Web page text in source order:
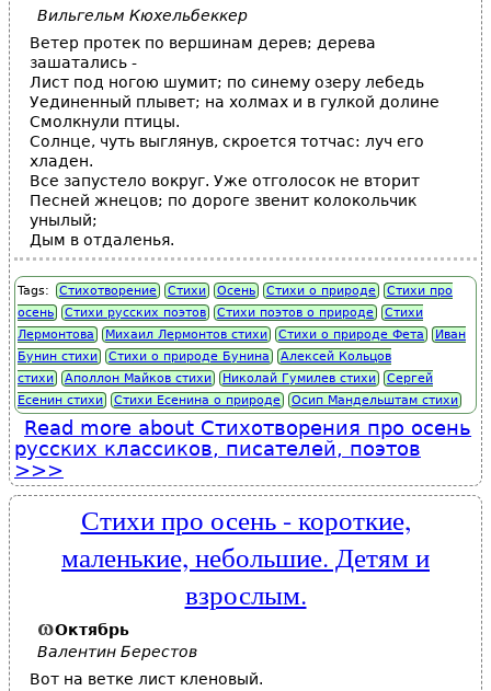
Вильгельм Кюхельбеккер
Ветер протек по вершинам дерев; дерева
зашатались -
Лист под ногою шумит; по синему озеру лебедь
Уединенный плывет; на холмах и в гулкой долине
Смолкнули птицы.
Солнце, чуть выглянув, скроется тотчас: луч его
хладен.
Все запустело вокруг. Уже отголосок не вторит
Песней жнецов; по дороге звенит колокольчик
унылый;
Дым в отдаленья.
Tags: Стихотворение Стихи Осень Стихи о природе
Стихи про
осень
Стихи русских поэтов Стихи поэтов о природе
Стихи
Лермонтова
Михаил Лермонтов стихи Стихи о природе Фета
Иван
Бунин стихи
Стихи о природе Бунина
Алексей Кольцов
стихи
Аполлон Майков стихи Николай Гумилев стихи
Сергей
Есенин стихи
Стихи Есенина о природе Осип Мандельштам стихи
Read more about Стихотворения про осень
русских классиков, писателей, поэтов
Стихи про осень - короткие,
маленькие, небольшие. Детям и
взрослым.
Октябрь
Валентин Берестов
Вот на ветке лист кленовый.